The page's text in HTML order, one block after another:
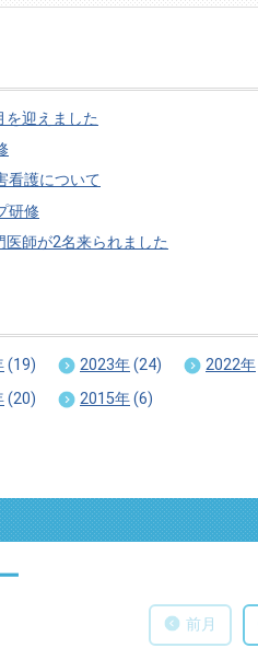
を迎えました
看護について
研修
師が2名来られました
(19) 2023年(24) 2022年
(20) 2015年(6)
前月